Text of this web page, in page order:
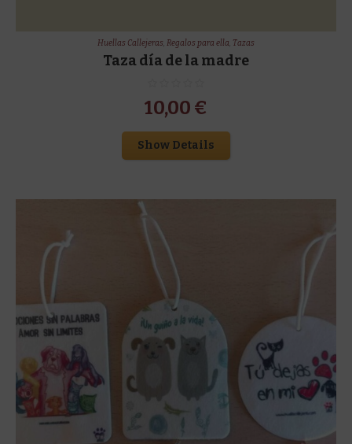
Huellas Callejeras, Regalos para ella, Tazas
Taza día de la madre
10,00 €
Show Details